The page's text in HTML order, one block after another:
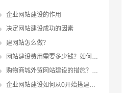
企业网站建设的作用
决定网站建设成功的因素
建网站怎么做？
网站建设费用需要多少钱？如何降低网站建设成本？
购物商城外贸网站建设的措施？外贸建站方法